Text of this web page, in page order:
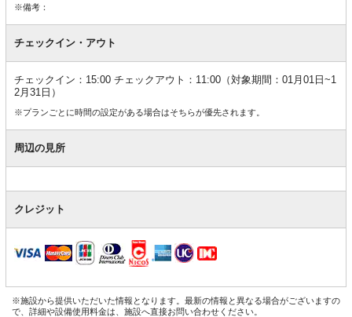
※備考：
チェックイン・アウト
チェックイン：15:00 チェックアウト：11:00（対象期間：01月01日~1
2月31日）
※プランごとに時間の設定がある場合はそちらが優先されます。
周辺の見所
クレジット
※施設から提供いただいた情報となります。最新の情報と異なる場合がございますの
で、詳細や設備使用料金は、施設へ直接お問い合わせください。